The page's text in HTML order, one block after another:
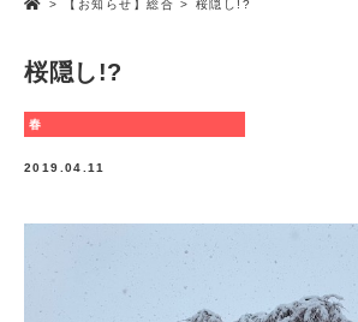
> 【お知らせ】総合 > 桜隠し!?
桜隠し!?
春
2019.04.11